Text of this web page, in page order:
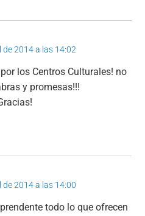
de 2014 a las 14:02
los Centros Culturales! no
y promesas!!!
de 2014 a las 14:00
todo lo que ofrecen